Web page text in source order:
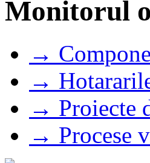
Monitorul
→
→
→ Proiecte
→ Procese